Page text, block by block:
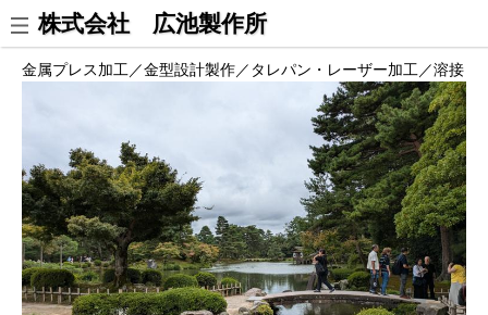
株式会社 広池製作所
金属プレス加工／金型設計製作／タレパン・レーザー加工／溶接